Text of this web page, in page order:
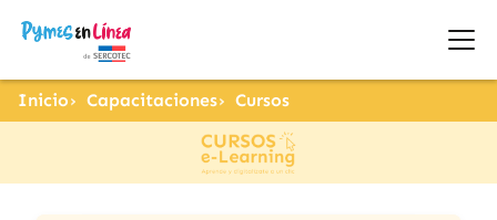
Inicio Capacitaciones Cursos